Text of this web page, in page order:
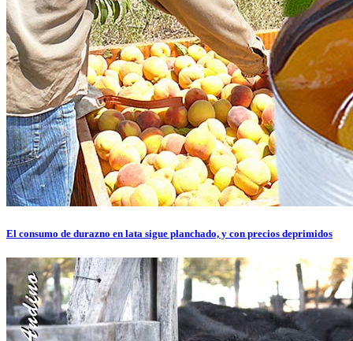
El consumo de durazno en lata sigue planchado, y con precios deprimidos